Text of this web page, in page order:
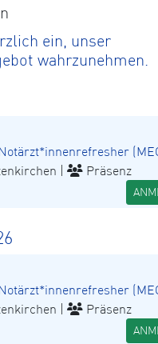
ein, unser
wahrzunehmen.
| Präsenz
| Präsenz